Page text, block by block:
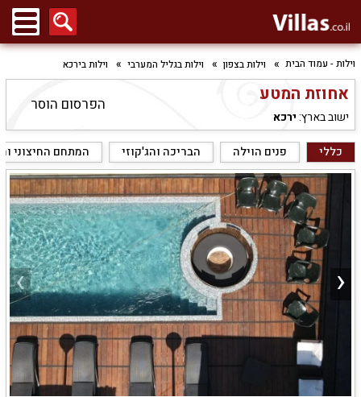
וילות - עמוד הבית וילות בצפון וילות בגליל המערבי וילות בירכא
אחוזת המטע
ישוב בארץ:ירכא
הפרסום הוסר
כללי פנים הוילה הבריכה והג'קוזי המתחם החיצוני